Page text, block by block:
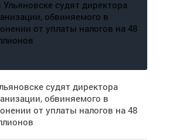
судят директора
обвиняемого в
от уплаты налогов на 48